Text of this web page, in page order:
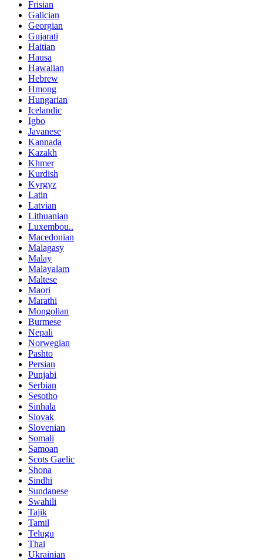
Frisian
Galician
Georgian
Gujarati
Haitian
Hausa
Hawaiian
Hebrew
Hmong
Hungarian
Icelandic
Igbo
Javanese
Kannada
Kazakh
Khmer
Kurdish
Kyrgyz
Latin
Latvian
Lithuanian
Luxembou..
Macedonian
Malagasy
Malay
Malayalam
Maltese
Maori
Marathi
Mongolian
Burmese
Nepali
Norwegian
Pashto
Persian
Punjabi
Serbian
Sesotho
Sinhala
Slovak
Slovenian
Somali
Samoan
Scots Gaelic
Shona
Sindhi
Sundanese
Swahili
Tajik
Tamil
Telugu
Thai
Ukrainian